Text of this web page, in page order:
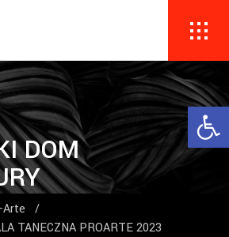
DOM
Arte
/
TANECZNA PROARTE 2023